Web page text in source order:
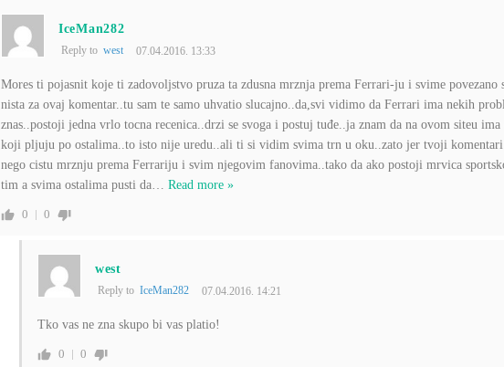
IceMan282
Reply to west 07.04.2016. 13:33
Mores ti pojasnit koje ti zadovoljstvo pruza ta zdusna mrznja prema Ferrari-ju i svime povezano
nista za ovaj komentar..tu sam te samo uhvatio slucajno..da,svi vidimo da Ferrari ima nekih
znas..postoji jedna vrlo tocna recenica..drzi se svoga i postuj tuđe..ja znam da na ovom siteu
koji pljuju po ostalima..to isto nije uredu..ali ti si vidim svima trn u oku..zato jer tvoji komentari
nego cistu mrznju prema Ferrariju i svim njegovim fanovima..tako da ako postoji mrvica
tim a svima ostalima pusti da… Read more »
0 0
west
Reply to IceMan282 07.04.2016. 14:21
Tko vas ne zna skupo bi vas platio!
0 0